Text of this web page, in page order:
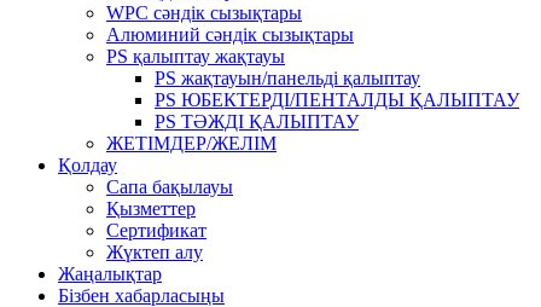
WPC сәндік сызықтары
Алюминий сәндік сызықтары
PS қалыптау жақтауы
PS жақтауын/панельді қалыптау
PS ЮБЕКТЕРДІ/ПЕНТАЛДЫ ҚАЛЫПТАУ
PS ТӘЖДІ ҚАЛЫПТАУ
ЖЕТІМДЕР/ЖЕЛІМ
Қолдау
Сапа бақылауы
Қызметтер
Сертификат
Жүктеп алу
Жаңалықтар
Бізбен хабарласыңы